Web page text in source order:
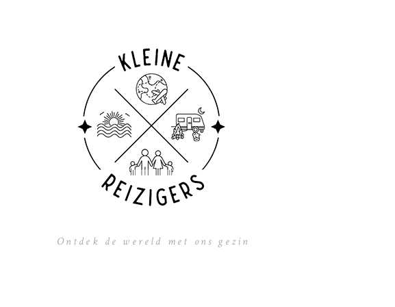
Ontdek de wereld met ons gezin